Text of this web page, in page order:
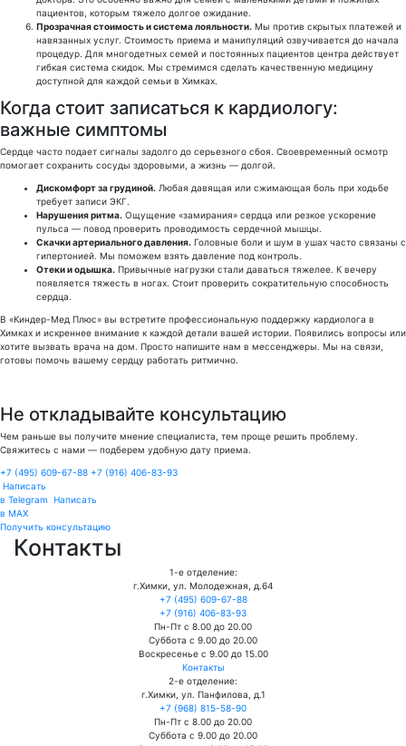
пациентов, которым тяжело долгое ожидание.
Прозрачная стоимость и система лояльности. Мы против скрытых платежей и
навязанных услуг. Стоимость приема и манипуляций озвучивается до начала
процедур. Для многодетных семей и постоянных пациентов центра действует
гибкая система скидок. Мы стремимся сделать качественную медицину
доступной для каждой семьи в Химках.
Когда стоит записаться к кардиологу:
важные симптомы
Сердце часто подает сигналы задолго до серьезного сбоя. Своевременный осмотр
помогает сохранить сосуды здоровыми, а жизнь — долгой.
Дискомфорт за грудиной. Любая давящая или сжимающая боль при ходьбе
требует записи ЭКГ.
Нарушения ритма. Ощущение «замирания» сердца или резкое ускорение
пульса — повод проверить проводимость сердечной мышцы.
Скачки артериального давления. Головные боли и шум в ушах часто связаны с
гипертонией. Мы поможем взять давление под контроль.
Отеки и одышка. Привычные нагрузки стали даваться тяжелее. К вечеру
появляется тяжесть в ногах. Стоит проверить сократительную способность
сердца.
В «Киндер-Мед Плюс» вы встретите профессиональную поддержку кардиолога в
Химках и искреннее внимание к каждой детали вашей истории. Появились вопросы или
хотите вызвать врача на дом. Просто напишите нам в мессенджеры. Мы на связи,
готовы помочь вашему сердцу работать ритмично.
Не откладывайте консультацию
Чем раньше вы получите мнение специалиста, тем проще решить проблему.
Свяжитесь с нами — подберем удобную дату приема.
+7 (495) 609-67-88 +7 (916) 406-83-93
Написать
в Telegram Написать
в MAX
Получить консультацию
Контакты
1-е отделение:
г.Химки, ул. Молодежная, д.64
+7 (495) 609-67-88
+7 (916) 406-83-93
Пн-Пт с 8.00 до 20.00
Суббота с 9.00 до 20.00
Воскресенье с 9.00 до 15.00
Контакты
2-е отделение:
г.Химки, ул. Панфилова, д.1
+7 (968) 815-58-90
Пн-Пт с 8.00 до 20.00
Суббота с 9.00 до 20.00